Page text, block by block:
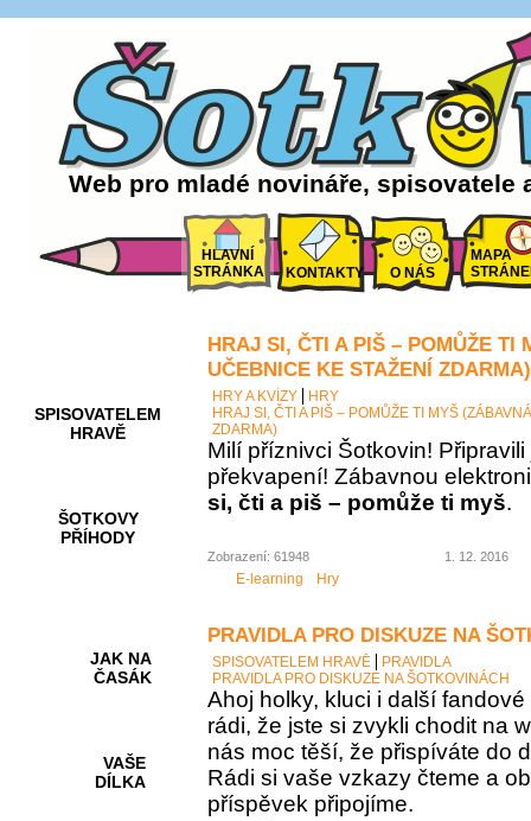
Web pro mladé novináře, spisovatele
HLAVNÍ
STRÁNKA
KONTAKTY O NÁS
MAPA
SPISOVATELEM
HRAVĚ
ŠOTKOVY
PŘÍHODY
JAK NA
ČASÁK
VAŠE
DÍLKA
HRAJ SI, ČTI A PIŠ – POMŮŽE TI
UČEBNICE KE STAŽENÍ ZDARMA)
HRY A KVÍZY
HRY
HRAJ SI, ČTI A PIŠ – POMŮŽE TI MYŠ
ZDARMA)
Milí příznivci Šotkovin!
překvapení! Zábavnou
si, čti a piš – pomůže ti myš.
Zobrazení: 61948 1. 12. 2016
E-learning Hry
PRAVIDLA PRO DISKUZE NA
SPISOVATELEM HRAVĚ
PRAVIDLA
PRAVIDLA PRO DISKUZE NA ŠOTKOVINÁCH
Ahoj holky, kluci i další
rádi, že jste si zvykli chodit na
nás moc těší, že přispíváte do
Rádi si vaše vzkazy čteme a
příspěvek připojíme.